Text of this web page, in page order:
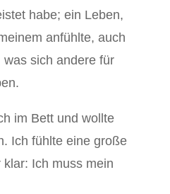
habe; ein Leben,
anfühlte, auch
sich andere für
im Bett und wollte
Ich fühlte eine große
Ich muss mein